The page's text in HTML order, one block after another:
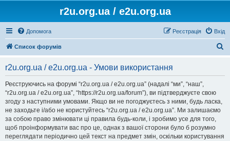
r2u.org.ua / e2u.org.ua
Допомога Вхід
Реєстрація
Список форумів
r2u.org.ua / e2u.org.ua - Умови використання
Реєструючись на форумі “r2u.org.ua / e2u.org.ua” (надалі “ми”, “наш”,
“r2u.org.ua / e2u.org.ua”, “https://r2u.org.ua/forum”), ви підтверджуєте свою
згоду з наступними умовами. Якщо ви не погоджуєтесь з ними, будь ласка,
не заходьте і/або не користуйтесь “r2u.org.ua / e2u.org.ua”. Ми залишаємо
за собою право змінювати ці правила будь-коли, і зробимо усе для того,
щоб проінформувати вас про це, однак з вашої сторони було б розумно
переглядати періодично цей текст на предмет змін, оскільки користування